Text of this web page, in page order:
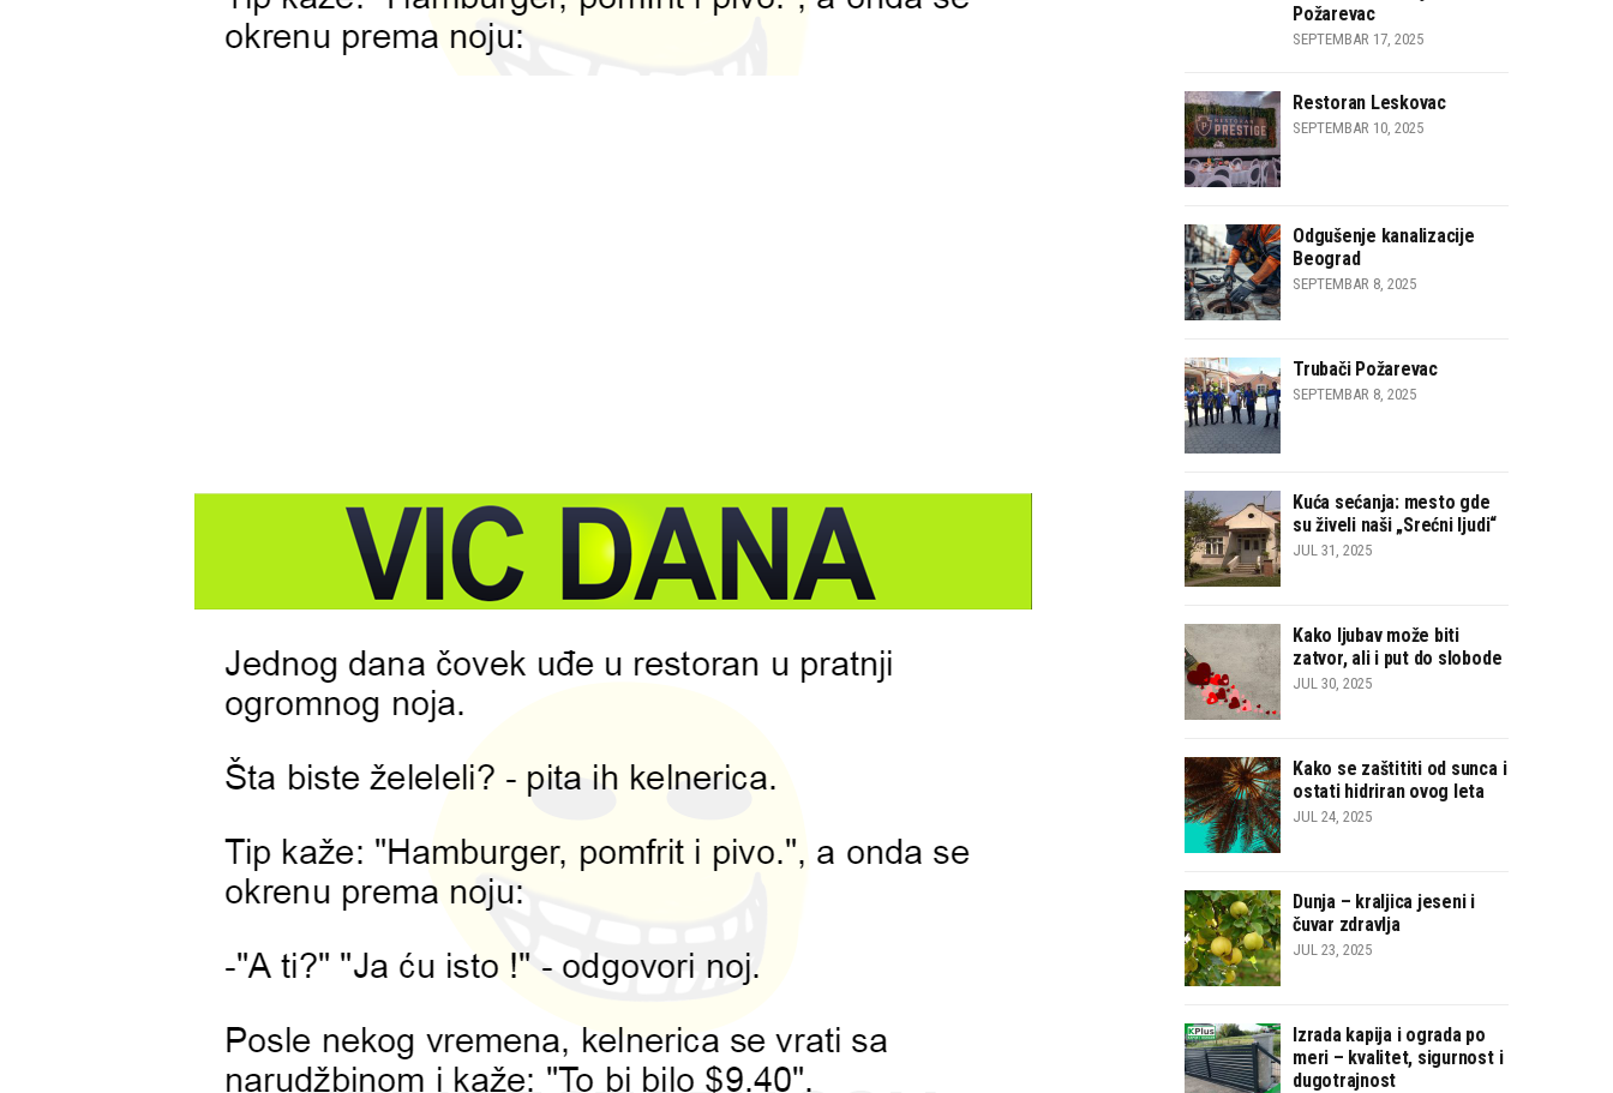
Požarevac
SEPTEMBAR 17, 2025
Restoran Leskovac
SEPTEMBAR 10, 2025
Odgušenje kanalizacije
Beograd
SEPTEMBAR 8, 2025
Trubači Požarevac
SEPTEMBAR 8, 2025
Kuća sećanja: mesto gde
su živeli naši „Srećni ljudi“
JUL 31, 2025
Kako ljubav može biti
zatvor, ali i put do slobode
JUL 30, 2025
Kako se zaštititi od sunca i
ostati hidriran ovog leta
JUL 24, 2025
Dunja – kraljica jeseni i
čuvar zdravlja
JUL 23, 2025
Izrada kapija i ograda po
meri – kvalitet, sigurnost i
dugotrajnost